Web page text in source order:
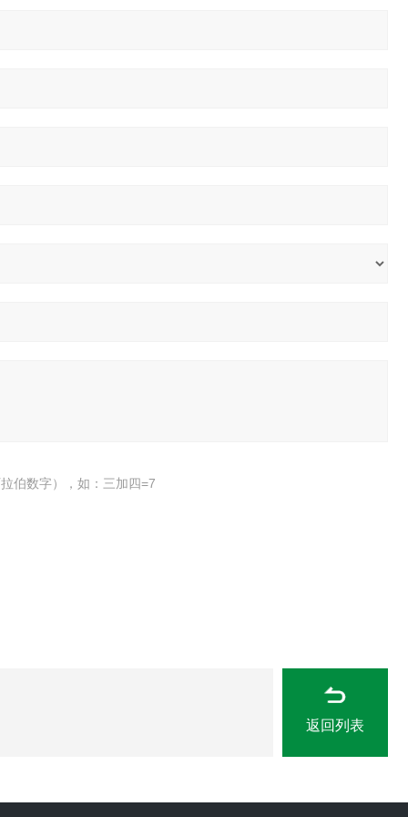
伯数字），如：三加四=7
返回列表